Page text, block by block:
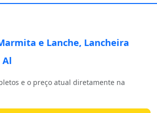
e Lanche, Lancheira
Al
e o preço atual diretamente na